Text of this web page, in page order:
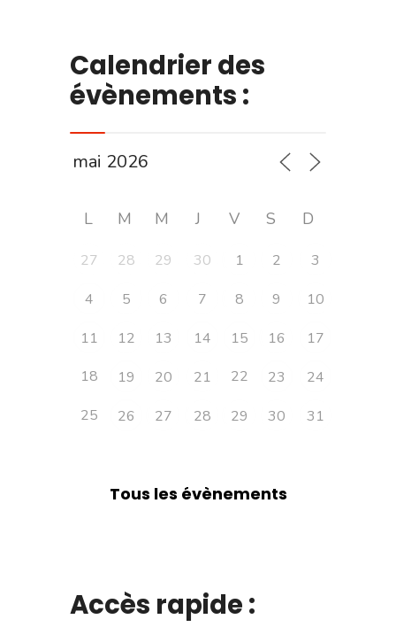
Calendrier des
évènements :
L M M J V S D
27 28 29 30 1 2
3
4
5 6 7 8 9
10
11
12 13 14 15 16
17
18
19 20 21 22 23
24
25
26 27 28 29 30 31
Tous les évènements
Accès rapide :